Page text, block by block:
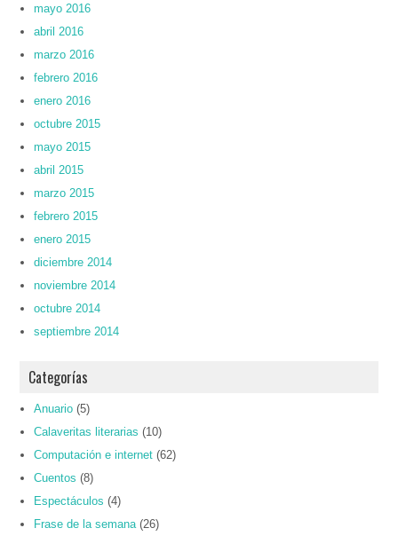
mayo 2016
abril 2016
marzo 2016
febrero 2016
enero 2016
octubre 2015
mayo 2015
abril 2015
marzo 2015
febrero 2015
enero 2015
diciembre 2014
noviembre 2014
octubre 2014
septiembre 2014
Categorías
Anuario (5)
Calaveritas literarias (10)
Computación e internet (62)
Cuentos (8)
Espectáculos (4)
Frase de la semana (26)